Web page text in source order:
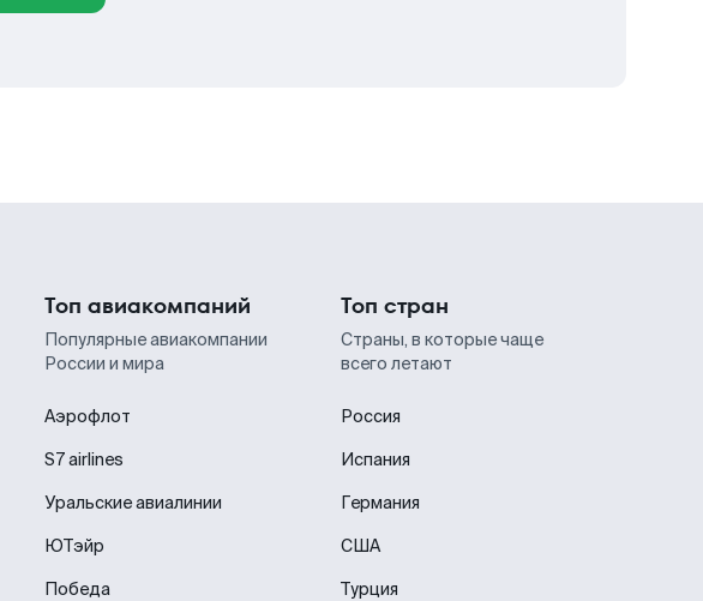
Топ авиакомпаний
Популярные авиакомпании
России и мира
Аэрофлот
S7 airlines
Уральские авиалинии
ЮТэйр
Победа
Топ стран
Страны, в которые чаще
всего летают
Россия
Испания
Германия
США
Турция